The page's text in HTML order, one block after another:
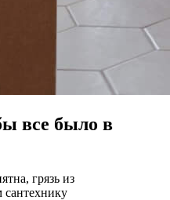
все было в
грязь из
сантехнику